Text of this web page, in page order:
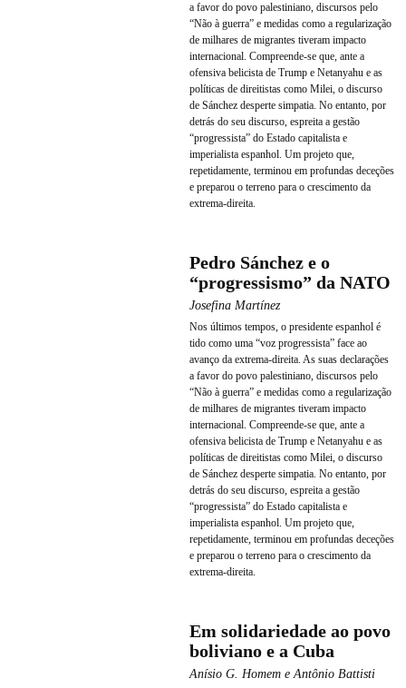
a favor do povo palestiniano, discursos pelo
“Não à guerra” e medidas como a regularização
de milhares de migrantes tiveram impacto
internacional. Compreende-se que, ante a
ofensiva belicista de Trump e Netanyahu e as
políticas de direitistas como Milei, o discurso
de Sánchez desperte simpatia. No entanto, por
detrás do seu discurso, espreita a gestão
“progressista” do Estado capitalista e
imperialista espanhol. Um projeto que,
repetidamente, terminou em profundas deceções
e preparou o terreno para o crescimento da
extrema-direita.
Pedro Sánchez e o
“progressismo” da NATO
Josefina Martínez
Nos últimos tempos, o presidente espanhol é
tido como uma “voz progressista” face ao
avanço da extrema-direita. As suas declarações
a favor do povo palestiniano, discursos pelo
“Não à guerra” e medidas como a regularização
de milhares de migrantes tiveram impacto
internacional. Compreende-se que, ante a
ofensiva belicista de Trump e Netanyahu e as
políticas de direitistas como Milei, o discurso
de Sánchez desperte simpatia. No entanto, por
detrás do seu discurso, espreita a gestão
“progressista” do Estado capitalista e
imperialista espanhol. Um projeto que,
repetidamente, terminou em profundas deceções
e preparou o terreno para o crescimento da
extrema-direita.
Em solidariedade ao povo
boliviano e a Cuba
Anísio G. Homem e Antônio Battisti